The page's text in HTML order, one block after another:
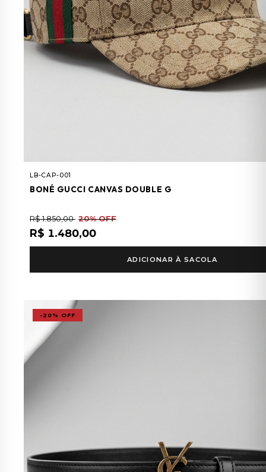
LB-CAP-001
BONÉ GUCCI CANVAS DOUBLE G
R$ 1.850,00 20% OFF
R$ 1.480,00
ADICIONAR À SACOLA
-20% OFF